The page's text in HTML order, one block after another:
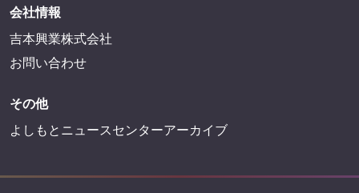
会社情報
吉本興業株式会社
お問い合わせ
その他
よしもとニュースセンターアーカイブ